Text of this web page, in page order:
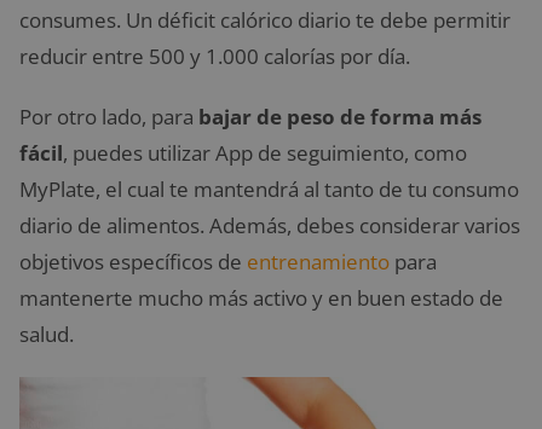
consumes. Un déficit calórico diario te debe permitir
reducir entre 500 y 1.000 calorías por día.
Por otro lado, para bajar de peso de forma más
fácil, puedes utilizar App de seguimiento, como
MyPlate, el cual te mantendrá al tanto de tu consumo
diario de alimentos. Además, debes considerar varios
objetivos específicos de entrenamiento para
mantenerte mucho más activo y en buen estado de
salud.